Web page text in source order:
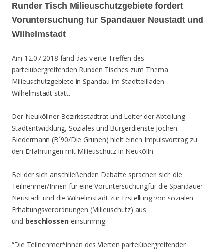
Runder Tisch Milieuschutzgebiete fordert
Voruntersuchung für Spandauer Neustadt und
Wilhelmstadt
Am 12.07.2018 fand das vierte Treffen des
parteiübergreifenden Runden Tisches zum Thema
Milieuschutzgebiete in Spandau im Stadtteilladen
Wilhelmstadt statt.
Der Neuköllner Bezirksstadtrat und Leiter der Abteilung
Stadtentwicklung, Soziales und Bürgerdienste Jochen
Biedermann (B´90/Die Grünen) hielt einen Impulsvortrag zu
den Erfahrungen mit Milieuschutz in Neukölln.
Bei der sich anschließenden Debatte sprachen sich die
Teilnehmer/Innen für eine Voruntersuchungfür die Spandauer
Neustadt und die Wilhelmstadt zur Erstellung von sozialen
Erhaltungsverordnungen (Milieuschutz) aus
und beschlossen einstimmig:
“Die Teilnehmer*innen des Vierten parteiübergreifenden